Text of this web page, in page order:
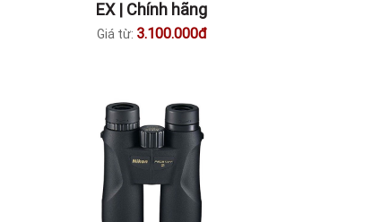
EX | Chính hãng
Giá từ: 3.100.000đ